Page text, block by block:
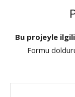
Bu projeyle
Formu